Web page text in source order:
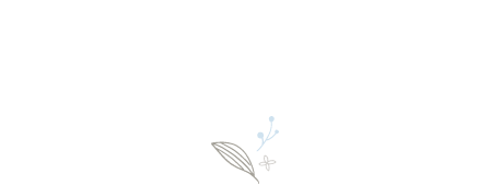
お薬の商品名ではなくお薬の有効成分
を処方せんに記載することで す。